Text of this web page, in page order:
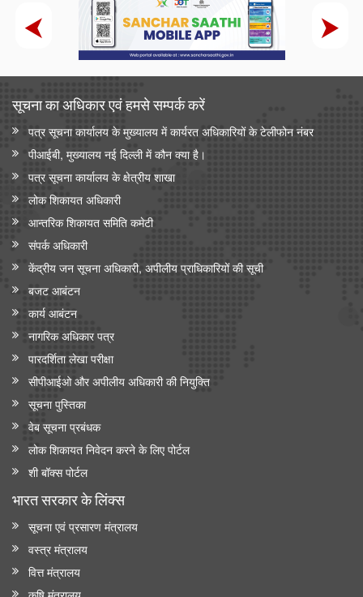
सूचना का अधिकार एवं हमसे सम्‍पर्क करें
पत्र सूचना कार्यालय के मुख्यालय में कार्यरत अधिकारियों के टेलीफोन नंबर
पीआईबी, मुख्यालय नई दिल्ली में कौन क्या है।
पत्र सूचना कार्यालय के क्षेत्रीय शाखा
लोक शिकायत अधिकारी
आन्‍तरिक शिकायत समिति कमेटी
संपर्क अधिकारी
केंद्रीय जन सूचना अधिकारी, अपीलीय प्राधिकारियों की सूची
बजट आबंटन
कार्य आबंटन
नागरिक अधिकार पत्र
पारदर्शिता लेखा परीक्षा
सीपीआईओ और अपी‍लीय अधिकारी की नियुक्ति
सूचना पुस्तिका
वेब सूचना प्रबंधक
लोक शिकायत निवेदन करने के लिए पोर्टल
शी बॉक्स पोर्टल
भारत सरकार के लिंक्‍स
सूचना एवं प्रसारण मंत्रालय
वस्त्र मंत्रालय
वित्त मंत्रालय